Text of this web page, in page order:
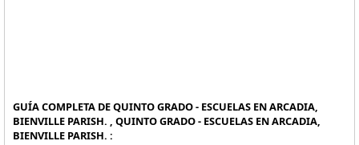
GUÍA COMPLETA DE QUINTO GRADO - ESCUELAS EN ARCADIA,
BIENVILLE PARISH. , QUINTO GRADO - ESCUELAS EN ARCADIA,
BIENVILLE PARISH. :